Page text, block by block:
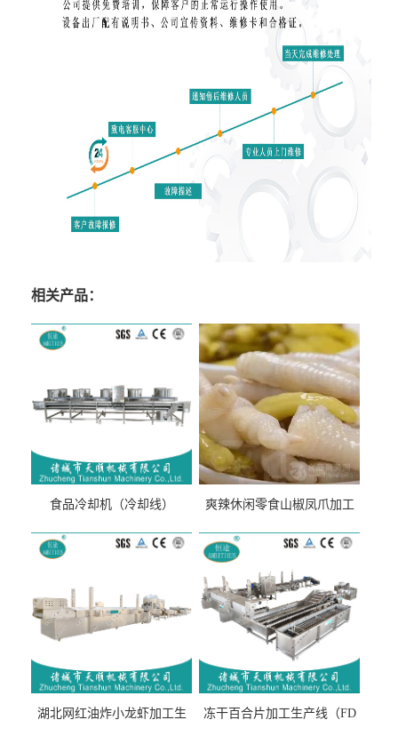
相关产品：
食品冷却机（冷却线）
爽辣休闲零食山椒凤爪加工
流水线）
湖北网红油炸小龙虾加工生
冻干百合片加工生产线（FD